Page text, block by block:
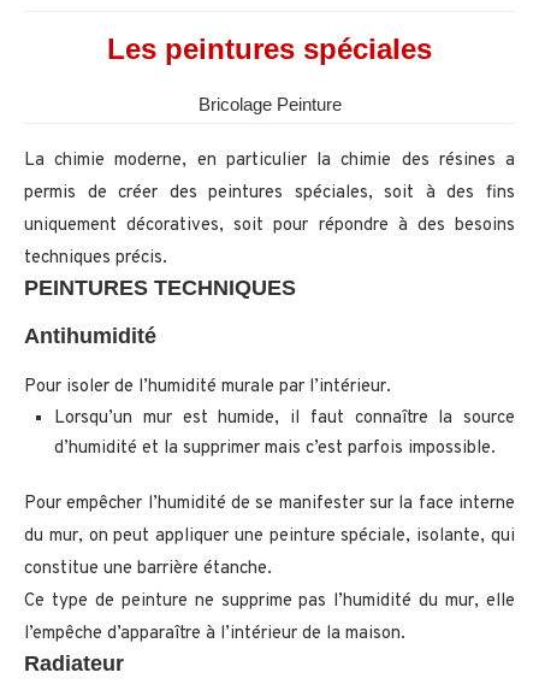
Les peintures spéciales
Bricolage Peinture
La chimie moderne, en particulier la chimie des résines a
permis de créer des peintures spéciales, soit à des fins
uniquement décoratives, soit pour répondre à des besoins
techniques précis.
PEINTURES TECHNIQUES
Antihumidité
Pour isoler de l’humidité murale par l’intérieur.
Lorsqu’un mur est humide, il faut connaître la source
d’humidité et la supprimer mais c’est parfois impossible.
Pour empêcher l’humidité de se manifester sur la face interne
du mur, on peut appliquer une peinture spéciale, isolante, qui
constitue une barrière étanche.
Ce type de peinture ne supprime pas l’humidité du mur, elle
l’empêche d’apparaître à l’intérieur de la maison.
Radiateur